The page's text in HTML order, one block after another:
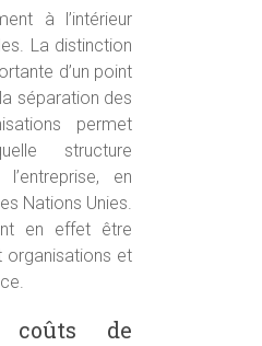
à l’intérieur
La distinction
d’un point
séparation des
permet
structure
en
Nations Unies.
en effet être
organisations et
de